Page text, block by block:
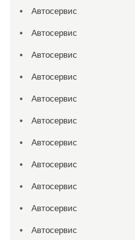
Автосервис
Автосервис
Автосервис
Автосервис
Автосервис
Автосервис
Автосервис
Автосервис
Автосервис
Автосервис
Автосервис